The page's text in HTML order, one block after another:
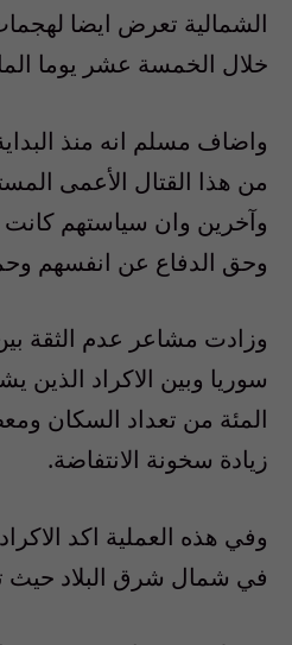
خلال الخمسة عشر يوما
واضاف مسلم انه منذ
من هذا القتال الأعمى
وآخرين وان سياستهم
وحق الدفاع عن انفسهم
وزادت مشاعر عدم الثقة
المئة من تعداد السكان
زيادة سخونة الانتفاضة.
وفي هذه العملية اكد
في شمال شرق البلاد حيث